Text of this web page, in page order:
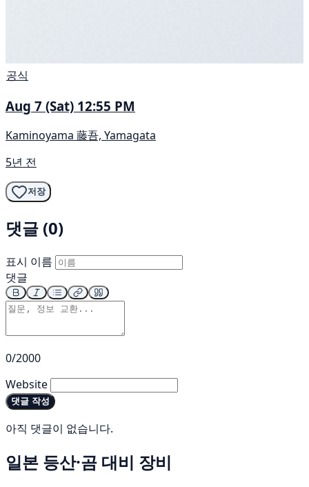
공식
Aug 7 (Sat) 12:55 PM
Kaminoyama 藤吾, Yamagata
5년 전
저장
댓글 (0)
표시 이름
댓글
0/2000
Website
댓글 작성
아직 댓글이 없습니다.
일본 등산·곰 대비 장비